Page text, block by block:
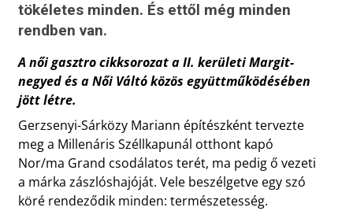
tökéletes minden. És ettől még minden
rendben van.
A női gasztro cikksorozat a II. kerületi Margit-
negyed és a Női Váltó közös együttműködésében
jött létre.
Gerzsenyi-Sárközy Mariann építészként tervezte
meg a Millenáris Széllkapunál otthont kapó
Nor/ma Grand csodálatos terét, ma pedig ő vezeti
a márka zászlóshajóját. Vele beszélgetve egy szó
köré rendeződik minden: természetesség.